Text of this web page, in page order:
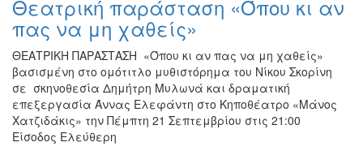
Θεατρική παράσταση «Όπου κι αν
πας να μη χαθείς»
ΘΕΑΤΡΙΚΗ ΠΑΡΑΣΤΑΣΗ «Όπου κι αν πας να μη χαθείς»
βασισμένη στο ομότιτλο μυθιστόρημα του Νίκου Σκορίνη
σε σκηνοθεσία Δημήτρη Μυλωνά και δραματική
επεξεργασία Άννας Ελεφάντη στο Κηποθέατρο «Μάνος
Χατζιδάκις» την Πέμπτη 21 Σεπτεμβρίου στις 21:00
Είσοδος Ελεύθερη